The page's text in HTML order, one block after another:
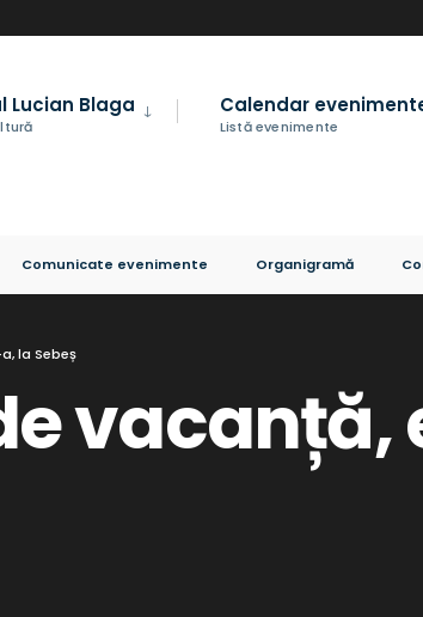
Lucian Blaga Calendar
Listă evenimente
Comunicate evenimente Organigramă
la Sebeș
vacanță,